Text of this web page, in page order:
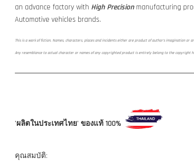
an advance factory with High Precisionmanufacturing
Automotive vehicles brands.
This is a work of fiction. Names, characters, places and incidents either are product of author's imagination or
Any resemblance to actual character or names of any copyrighted product is entirely belong to the copyright
'ผลิตในประเทศไทย' ของแท้ 100%
คุณสมบัติ: